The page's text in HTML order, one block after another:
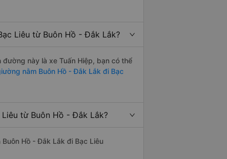
Liêu từ Buôn Hồ - Đắk Lắk?
này là xe Tuấn Hiệp, bạn có thể
nằm Buôn Hồ - Đắk Lắk đi Bạc
từ Buôn Hồ - Đắk Lắk?
Hồ - Đắk Lắk đi Bạc Liêu